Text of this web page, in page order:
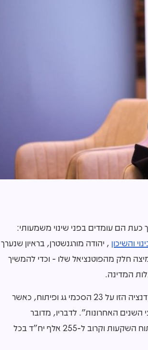
כעת הם עומדים בפני שינוי משמעותי:
והשיכון , יהודה מורגנשטרן, בראיון שנערך
מיצה חלק מהפוטנציאל שלו - וכדי להמשיך
המדינה.
"הכלי המרכזי שלנו בבנייה חדשה זה הסכמי הגג והסכמי הפיתוח. חתמנו בקדנציה הזו על 23 הסכמי גג ופיתוח, כאשר
שנחתם ב-2013 נחתמו יותר משליש מההסכמים ב-3 וחצי השנים האחרונות". לדבריו, מדובר
בהיקפים חסרי תקדים: "התקציב עד היום מסתכם ב-75 מיליארד שקל בפיתוח השקעות וקרוב ל-255 אלף יח"ד בכל